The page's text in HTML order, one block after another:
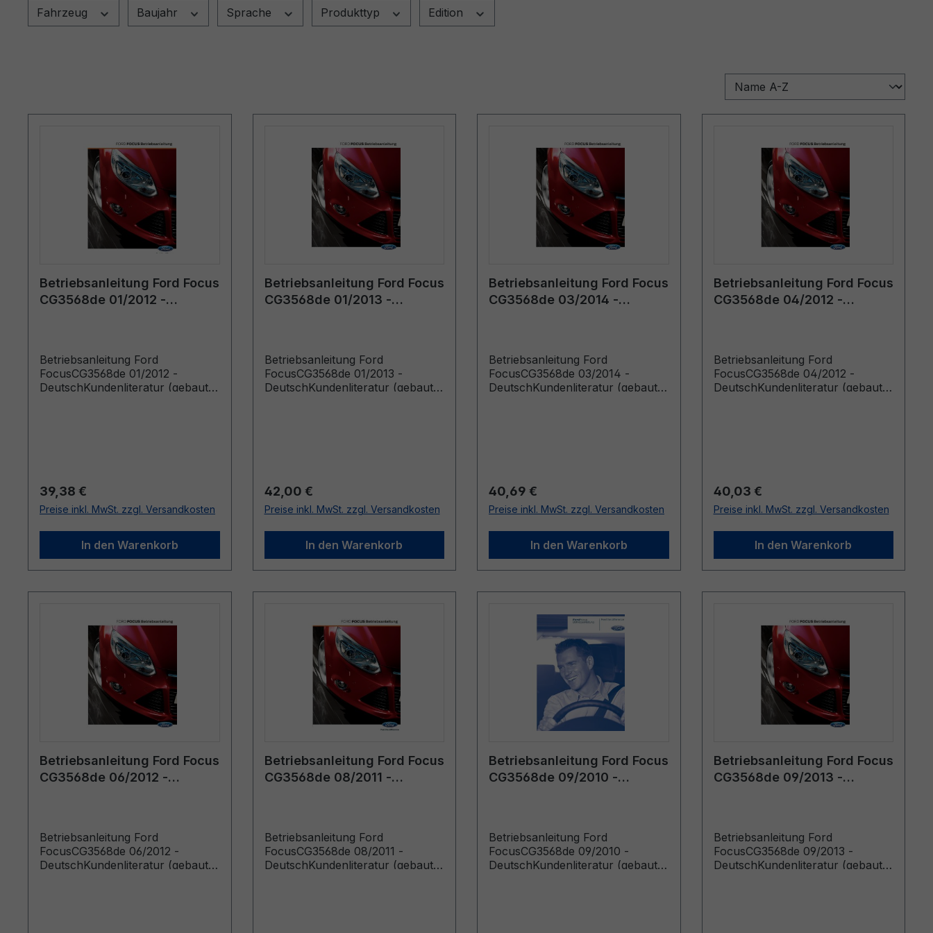
Fahrzeug Baujahr Sprache Produkttyp Edition
Betriebsanleitung Ford Focus
CG3568de 01/2012 -
Betriebsanleitung Ford
FocusCG3568de 01/2012 -
DeutschKundenliteratur (gebaut
Regulärer Preis:
39,38 €
Preise inkl. MwSt. zzgl. Versandkosten
In den Warenkorb
Betriebsanleitung Ford Focus
CG3568de 01/2013 -
Betriebsanleitung Ford
FocusCG3568de 01/2013 -
DeutschKundenliteratur (gebaut
Regulärer Preis:
42,00 €
Preise inkl. MwSt. zzgl. Versandkosten
In den Warenkorb
Betriebsanleitung Ford Focus
CG3568de 03/2014 -
Betriebsanleitung Ford
FocusCG3568de 03/2014 -
DeutschKundenliteratur (gebaut
Regulärer Preis:
40,69 €
Preise inkl. MwSt. zzgl. Versandkosten
In den Warenkorb
Betriebsanleitung Ford Focus
CG3568de 04/2012 -
Betriebsanleitung Ford
FocusCG3568de 04/2012 -
DeutschKundenliteratur (gebaut
Regulärer Preis:
40,03 €
Preise inkl. MwSt. zzgl. Versandkosten
In den Warenkorb
Betriebsanleitung Ford Focus
CG3568de 06/2012 -
Betriebsanleitung Ford
FocusCG3568de 06/2012 -
DeutschKundenliteratur (gebaut
Betriebsanleitung Ford Focus
CG3568de 08/2011 -
Betriebsanleitung Ford
FocusCG3568de 08/2011 -
DeutschKundenliteratur (gebaut
Betriebsanleitung Ford Focus
CG3568de 09/2010 -
Betriebsanleitung Ford
FocusCG3568de 09/2010 -
DeutschKundenliteratur (gebaut
Betriebsanleitung Ford Focus
CG3568de 09/2013 -
Betriebsanleitung Ford
FocusCG3568de 09/2013 -
DeutschKundenliteratur (gebaut